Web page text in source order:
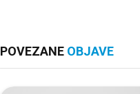
POVEZANE OBJAVE